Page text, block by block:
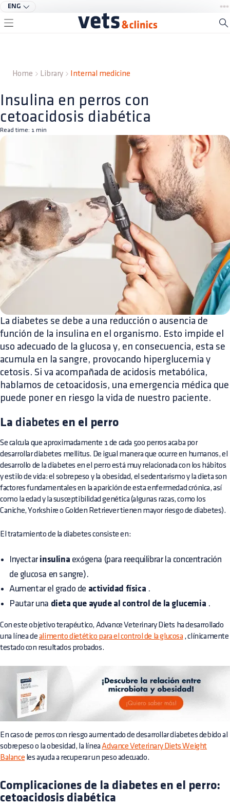
ENG
Home Library Internal medicine
Insulina en perros con
cetoacidosis diabética
Read time: 1 min
La diabetes se debe a una reducción o ausencia de
función de la insulina en el organismo. Esto impide el
uso adecuado de la glucosa y, en consecuencia, esta se
acumula en la sangre, provocando hiperglucemia y
cetosis. Si va acompañada de acidosis metabólica,
hablamos de cetoacidosis, una emergencia médica que
puede poner en riesgo la vida de nuestro paciente.
La diabetes en el perro
Se calcula que aproximadamente 1 de cada 500 perros acaba por
desarrollar diabetes mellitus. De igual manera que ocurre en humanos, el
desarrollo de la diabetes en el perro está muy relacionada con los hábitos
y estilo de vida: el sobrepeso y la obesidad, el sedentarismo y la dieta son
factores fundamentales en la aparición de esta enfermedad crónica, así
como la edad y la susceptibilidad genética (algunas razas, como los
Caniche, Yorkshire o Golden Retriever tienen mayor riesgo de diabetes).
El tratamiento de la diabetes consiste en:
Inyectar insulina exógena (para reequilibrar la concentración
de glucosa en sangre).
Aumentar el grado de actividad física .
Pautar una dieta que ayude al control de la glucemia .
Con este objetivo terapéutico, Advance Veterinary Diets ha desarrollado
una línea de alimento dietético para el control de la glucosa , clínicamente
testado con resultados probados.
En caso de perros con riesgo aumentado de desarrollar diabetes debido al
sobrepeso o la obesidad, la línea Advance Veterinary Diets Weight
Balance les ayuda a recuperar un peso adecuado.
Complicaciones de la diabetes en el perro:
cetoacidosis diabética